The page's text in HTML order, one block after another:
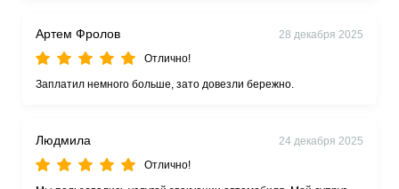
Артем Фролов
28 декабря 2025
Отлично!
Заплатил немного больше, зато довезли бережно.
Людмила
24 декабря 2025
Отлично!